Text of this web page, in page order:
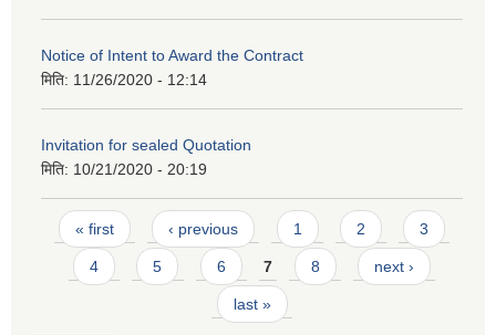
Notice of Intent to Award the Contract
मिति: 11/26/2020 - 12:14
Invitation for sealed Quotation
मिति: 10/21/2020 - 20:19
Pages
« first ‹ previous 1 2 3
4 5 6 7 8 next ›
last »